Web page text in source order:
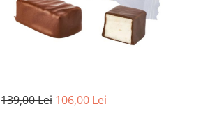
139,00 Lei 106,00 Lei